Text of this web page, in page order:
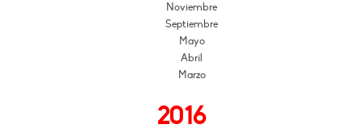
Noviembre
Septiembre
Mayo
Abril
Marzo
2016